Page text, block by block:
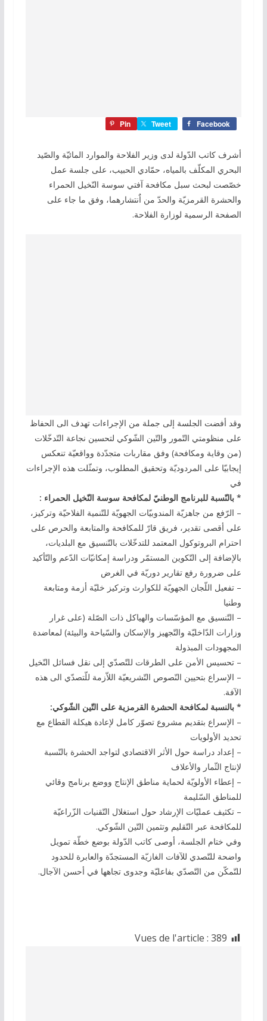
Facebook
Tweet
Pin
أشرف كاتب الدّولة لدى وزير الفلاحة والموارد المائيّة والصّيد
البحري المكلّف بالمياه، حمّادي الحبيب، على جلسة عمل
خصّصت لبحث سبل مكافحة آفتي سوسة النّخيل الحمراء
والحشرة القرمزيّة والحدّ من اٌنتشارهما، وفق ما جاء على
الصفحة الرسمية لوزارة الفلاحة.
وقد أفضت الجلسة إلى جملة من الإجراءات تهدف الى الحفاظ
على منظومتي التّمور والتّين الشّوكي لتحسين نجاعة التّدخّلات
(من وقاية ومكافحة) وفق مقاربات متجدّدة وواقعيّة تنعكس
إيجابيّا على المردوديّة وتحقيق المطلوب، وتمثّلت هذه الإجراءات
في
* بالنّسبة للبرنامج الوطنيّ لمكافحة سوسة النّخيل الحمراء :
– الرّفع من جاهزيّة المندوبيّات الجهويّة للتّنمية الفلاحيّة وتركيز،
على أقصى تقدير، فريق قارّ للمكافحة والمتابعة والحرص على
احترام البروتوكول المعتمد للتدخّلات بالتّنسيق مع البلديات،
بالإضافة إلى التّكوين المستمّر ودراسة إمكانيّات الدّعم والتّأكيد
على ضرورة رفع تقارير دوريّة في الغرض
– تفعيل اللّجان الجهويّة للكوارث وتركيز خليّة أزمة ومتابعة
وطنيا
– التّنسيق مع المؤسّسات والهياكل ذات الصّلة (على غرار
وزارات الدّاخليّة والتّجهيز والإسكان والسّياحة والبيئة) لمعاضدة
المجهودات المبذولة
– تحسيس الأمن على الطرقات للتّصدّي إلى نقل فسائل النّخيل
– الإسراع بتحيين النّصوص التّشريعيّة اللاّزمة للّتصدّي الى هذه
الآفة.
* بالنسبة لمكافحة الحشرة القرمزية على التّين الشّوكي:
– الإسراع بتقديم مشروع تصوّر كامل لإعادة هيكلة القطاع مع
تحديد الأولويات
– إعداد دراسة حول الأثر الاقتصادي لتواجد الحشرة بالنّسبة
لإنتاج الثّمار والأعلاف
– إعطاء الأولويّة لحماية مناطق الإنتاج ووضع برنامج وقائي
للمناطق السّليمة
– تكثيف عمليّات الإرشاد حول استغلال التّقنيات الزّراعيّة
للمكافحة عبر التّقليم وتثمين التّين الشّوكي.
وفي ختام الجلسة، أوصى كاتب الدّولة بوضع خطّة تمويل
واضحة للتّصدي للآفات الغازيّة المستجدّة والعابرة للحدود
للتّمكّن من التّصدّي بفاعليّة وجدوى تجاهها في أحسن الآجال.
Vues de l'article : 389